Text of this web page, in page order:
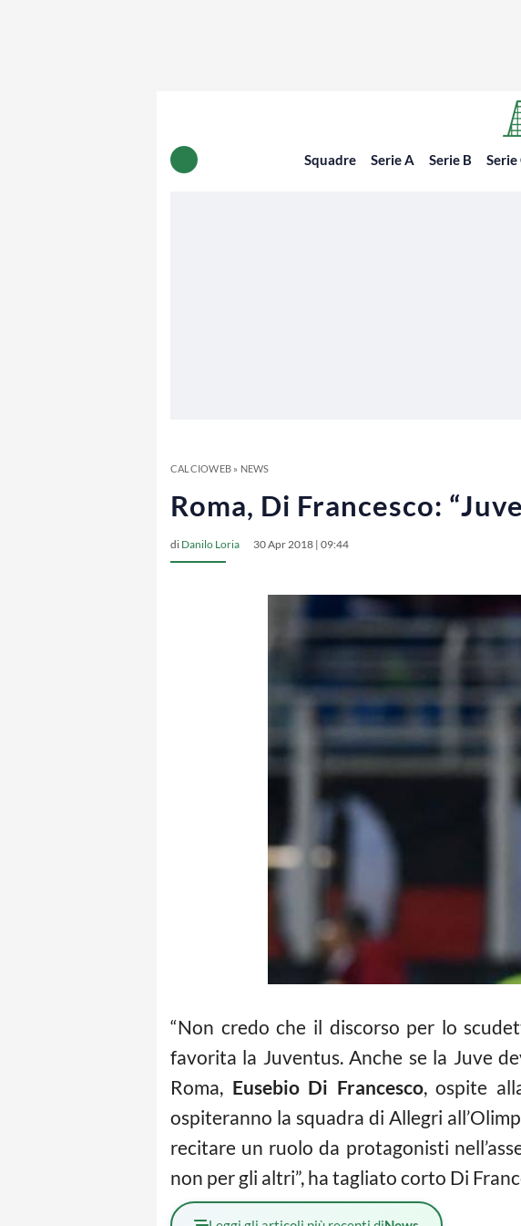
Squadre Serie A Serie B Serie
CALCIOWEB» NEWS
Roma, Di Francesco:
di Danilo Loria 30 Apr 2018 | 09:44
“Non credo che il discorso per lo
favorita la Juventus. Anche se la Juve
Roma, Eusebio Di Francesco, ospite
ospiteranno la squadra di Allegri
recitare un ruolo da protagonisti
non per gli altri”, ha tagliato corto Di